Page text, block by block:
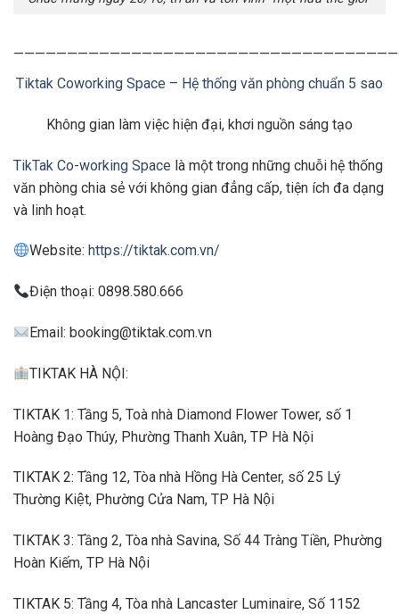
Tiktak Coworking Space – Hệ thống văn phòng chuẩn 5 sao
Không gian làm việc hiện đại, khơi nguồn sáng tạo
TikTak Co-working Space là một trong những chuỗi hệ thống
văn phòng chia sẻ với không gian đẳng cấp, tiện ích đa dạng
và linh hoạt.
Website: https://tiktak.com.vn/
Điện thoại: 0898.580.666
Email:booking@tiktak.com.vn
TIKTAK HÀ NỘI:
TIKTAK 1: Tầng 5, Toà nhà Diamond Flower Tower, số 1
Hoàng Đạo Thúy, Phường Thanh Xuân, TP Hà Nội
TIKTAK 2: Tầng 12, Tòa nhà Hồng Hà Center, số 25 Lý
Thường Kiệt, Phường Cửa Nam, TP Hà Nội
TIKTAK 3: Tầng 2, Tòa nhà Savina, Số 44 Tràng Tiền, Phường
Hoàn Kiếm, TP Hà Nội
TIKTAK 5: Tầng 4, Tòa nhà Lancaster Luminaire, Số 1152